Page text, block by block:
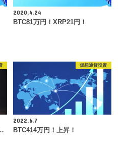
2020.4.24
BTC81万円！XRP21円！
仮想通貨投資
2022.6.7
BTC414万円！上昇！